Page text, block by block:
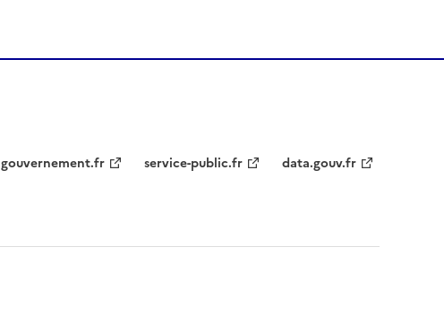
gouvernement.fr service-public.fr data.gouv.fr